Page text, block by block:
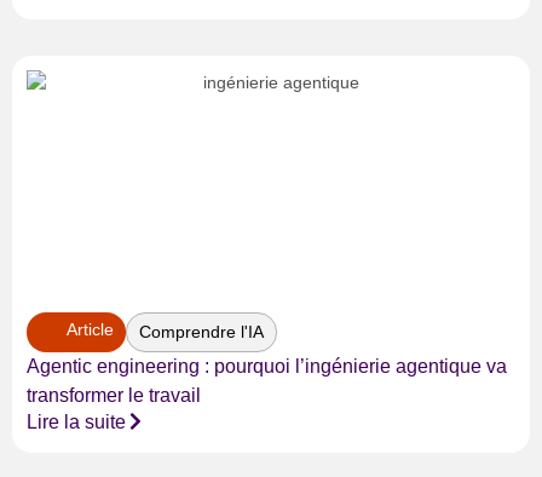
Article Comprendre l'IA
Agentic engineering : pourquoi l’ingénierie agentique va
transformer le travail
Lire la suite